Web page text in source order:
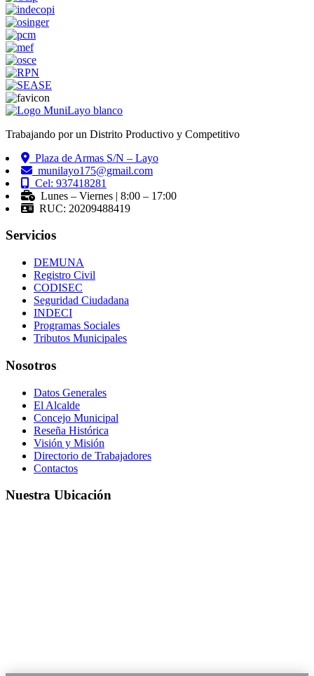
Trabajando por un Distrito Productivo y Competitivo
Plaza de Armas S/N – Layo
munilayo175@gmail.com
Cel: 937418281
Lunes – Viernes | 8:00 – 17:00
RUC: 20209488419
Servicios
DEMUNA
Registro Civil
CODISEC
Seguridad Ciudadana
INDECI
Programas Sociales
Tributos Municipales
Nosotros
Datos Generales
El Alcalde
Concejo Municipal
Reseña Histórica
Visión y Misión
Directorio de Trabajadores
Contactos
Nuestra Ubicación